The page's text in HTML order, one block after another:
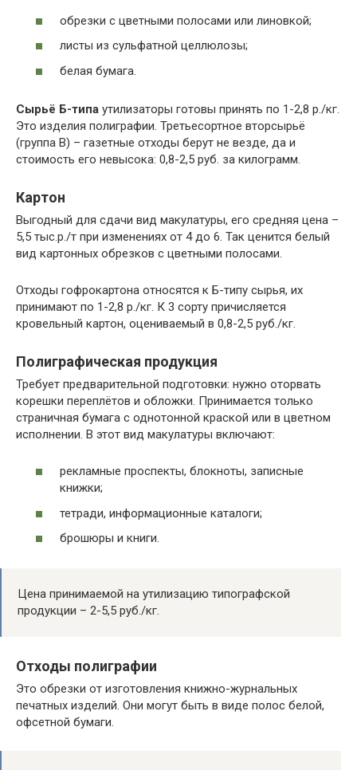
обрезки с цветными полосами или линовкой;
листы из сульфатной целлюлозы;
белая бумага.
Сырьё Б-типа утилизаторы готовы принять по 1-2,8 р./кг.
Это изделия полиграфии. Третьесортное вторсырьё
(группа В) – газетные отходы берут не везде, да и
стоимость его невысока: 0,8-2,5 руб. за килограмм.
Картон
Выгодный для сдачи вид макулатуры, его средняя цена –
5,5 тыс.р./т при изменениях от 4 до 6. Так ценится белый
вид картонных обрезков с цветными полосами.
Отходы гофрокартона относятся к Б-типу сырья, их
принимают по 1-2,8 р./кг. К 3 сорту причисляется
кровельный картон, оцениваемый в 0,8-2,5 руб./кг.
Полиграфическая продукция
Требует предварительной подготовки: нужно оторвать
корешки переплётов и обложки. Принимается только
страничная бумага с однотонной краской или в цветном
исполнении. В этот вид макулатуры включают:
рекламные проспекты, блокноты, записные
книжки;
тетради, информационные каталоги;
брошюры и книги.
Цена принимаемой на утилизацию типографской
продукции – 2-5,5 руб./кг.
Отходы полиграфии
Это обрезки от изготовления книжно-журнальных
печатных изделий. Они могут быть в виде полос белой,
офсетной бумаги.